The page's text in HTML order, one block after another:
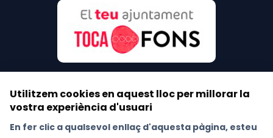
Utilitzem cookies en aquest lloc per millorar la
vostra experiència d'usuari
En fer clic a qualsevol enllaç d'aquesta pàgina, esteu